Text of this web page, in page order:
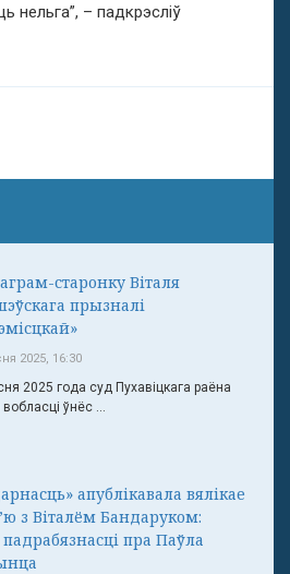
нельга”, – падкрэсліў
старонку Віталя
прызналі
2025, 16:30
2025 года суд Пухавіцкага раёна
ўнёс ...
апублікавала вялікае
з Віталём Бандаруком:
пра Паўла